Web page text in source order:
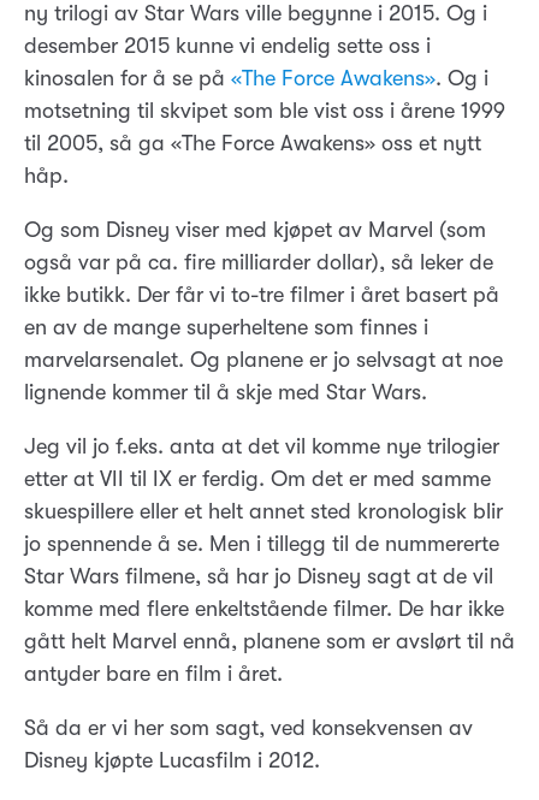
ny trilogi av Star Wars ville begynne i 2015. Og i
desember 2015 kunne vi endelig sette oss i
kinosalen for å se på «The Force Awakens». Og i
motsetning til skvipet som ble vist oss i årene 1999
til 2005, så ga «The Force Awakens» oss et nytt
håp.
Og som Disney viser med kjøpet av Marvel (som
også var på ca. fire milliarder dollar), så leker de
ikke butikk. Der får vi to-tre filmer i året basert på
en av de mange superheltene som finnes i
marvelarsenalet. Og planene er jo selvsagt at noe
lignende kommer til å skje med Star Wars.
Jeg vil jo f.eks. anta at det vil komme nye trilogier
etter at VII til IX er ferdig. Om det er med samme
skuespillere eller et helt annet sted kronologisk blir
jo spennende å se. Men i tillegg til de nummererte
Star Wars filmene, så har jo Disney sagt at de vil
komme med flere enkeltstående filmer. De har ikke
gått helt Marvel ennå, planene som er avslørt til nå
antyder bare en film i året.
Så da er vi her som sagt, ved konsekvensen av
Disney kjøpte Lucasfilm i 2012.